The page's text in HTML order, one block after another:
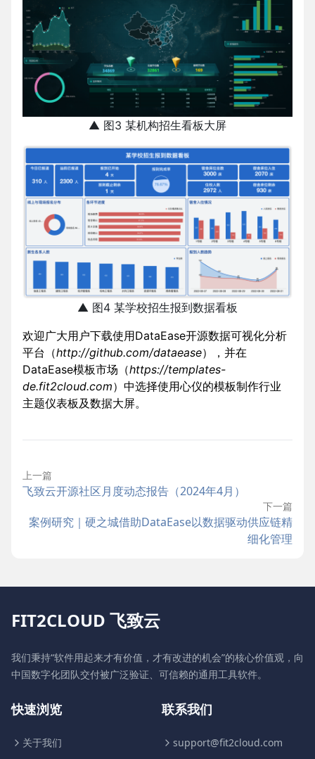
▲ 图3 某机构招生看板大屏
▲ 图4 某学校招生报到数据看板
欢迎广大用户下载使用DataEase开源数据可视化分析
平台（http://github.com/dataease），并在
DataEase模板市场（https://templates-
de.fit2cloud.com）中选择使用心仪的模板制作行业
主题仪表板及数据大屏。
上一篇
飞致云开源社区月度动态报告（2024年4月）
下一篇
案例研究｜硬之城借助DataEase以数据驱动供应链精
细化管理
FIT2CLOUD 飞致云
我们秉持“软件用起来才有价值，才有改进的机会”的核心价值观，向
中国数字化团队交付被广泛验证、可信赖的通用工具软件。
快速浏览
关于我们
联系我们
support@fit2cloud.com